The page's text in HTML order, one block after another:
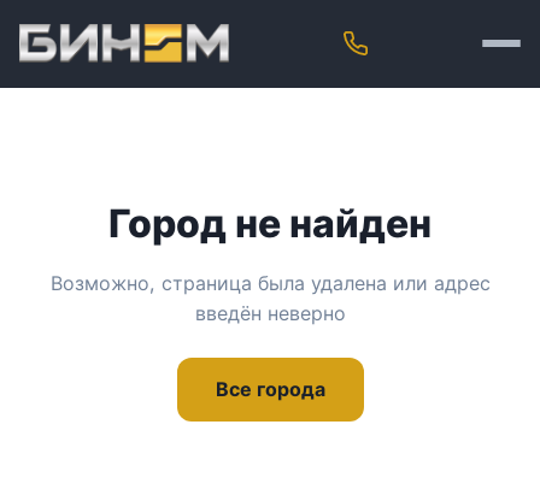
Город не найден
Возможно, страница была удалена или адрес
введён неверно
Все города